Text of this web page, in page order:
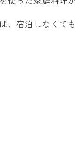
、宿泊しなくて